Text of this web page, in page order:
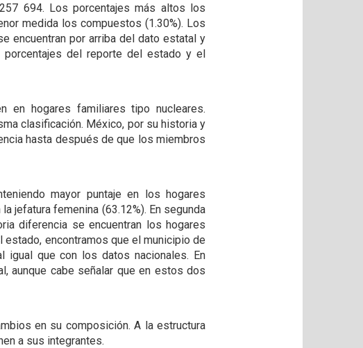
694. Los porcentajes más altos los
medida los compuestos (1.30%). Los
encuentran por arriba del dato estatal y
porcentajes del reporte del estado y el
en hogares familiares tipo nucleares.
clasificación. México, por su historia y
hasta después de que los miembros
mayor puntaje en los hogares
jefatura femenina (63.12%). En segunda
diferencia se encuentran los hogares
encontramos que el municipio de
igual que con los datos nacionales. En
aunque cabe señalar que en estos dos
en su composición. A la estructura
a sus integrantes.